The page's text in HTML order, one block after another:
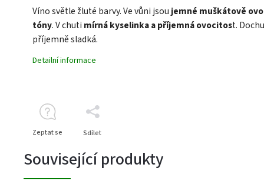
Víno světle žluté barvy. Ve vůni jsou jemné muškátově
tóny. V chuti mírná kyselinka a příjemná ovocitost.
příjemně sladká.
Detailní informace
Zeptat se Sdílet
Související produkty